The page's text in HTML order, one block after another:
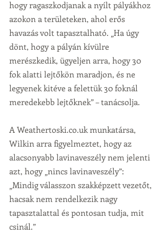
hogy ragaszkodjanak a nyílt pályákhoz
azokon a területeken, ahol erős
havazás volt tapasztalható. „Ha úgy
dönt, hogy a pályán kívülre
merészkedik, ügyeljen arra, hogy 30
fok alatti lejtőkön maradjon, és ne
legyenek kitéve a felettük 30 foknál
meredekebb lejtőknek” – tanácsolja.
A Weathertoski.co.uk munkatársa,
Wilkin arra figyelmeztet, hogy az
alacsonyabb lavinaveszély nem jelenti
azt, hogy „nincs lavinaveszély”:
„Mindig válasszon szakképzett vezetőt,
hacsak nem rendelkezik nagy
tapasztalattal és pontosan tudja, mit
csinál.”